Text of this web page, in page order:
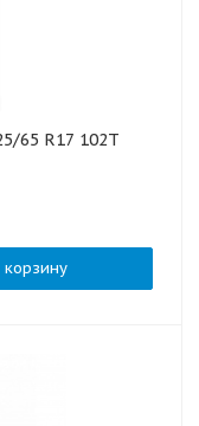
65 R17 102T
корзину